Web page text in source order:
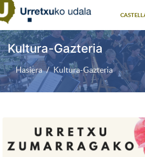
Kultura-Gazteria
Hasiera Kultura-Gazteria